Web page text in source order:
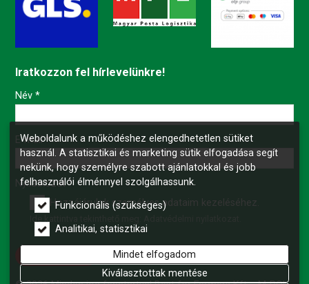
Iratkozzon fel hírlevelünkre!
-
-
-
Név *
E-mail*
Nyilatkozat*
Hozzájárulok személyes adataim kezeléséhez.
Weboldalunk a működéshez elengedhetetlen sütiket
használ. A statisztikai és marketing sütik elfogadása segít
nekünk, hogy személyre szabott ajánlatokkal és jobb
felhasználói élménnyel szolgálhassunk.
Funkcionális (szükséges)
Analitikai, statisztikai
Mindet elfogadom
Kiválasztottak mentése